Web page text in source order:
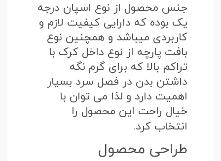
جنس محصول از نوع اسپان درجه
یک بوده که دارایی کیفیت لازم و
کاربردی میباشد و همچنین نوع
بافت پارچه از نوع داخل کرک با
تراکم بالا که برای گرم نگه
داشتن بدن در فصل سرد بسیار
اهمیت دارد و لذا می توان با
خیال راحت این محصول را
انتخاب کرد.
طراحی محصول